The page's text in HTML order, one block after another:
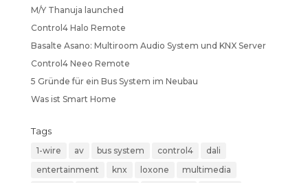
M/Y Thanuja launched
Control4 Halo Remote
Basalte Asano: Multiroom Audio System und KNX Server
Control4 Neeo Remote
5 Gründe für ein Bus System im Neubau
Was ist Smart Home
Tags
1-wire av bus system control4
dali
entertainment
knx loxone
multimedia